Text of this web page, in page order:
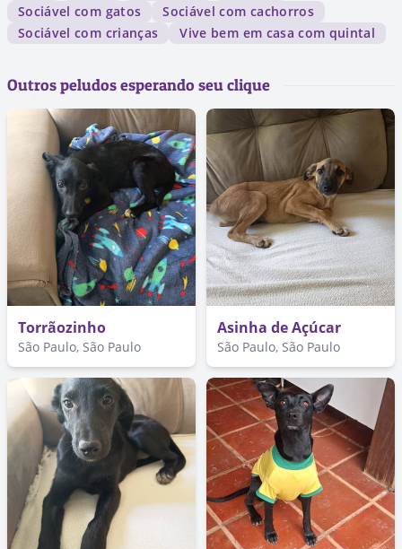
Sociável com gatos
Sociável com cachorros
Sociável com crianças
Vive bem em casa com quintal
Outros peludos esperando seu clique
Torrãozinho
São Paulo, São Paulo
Asinha de Açúcar
São Paulo, São Paulo